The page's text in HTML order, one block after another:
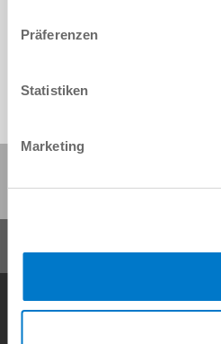
Präferenzen
Statistiken
Marketing